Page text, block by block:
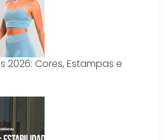
2026: Cores, Estampas e